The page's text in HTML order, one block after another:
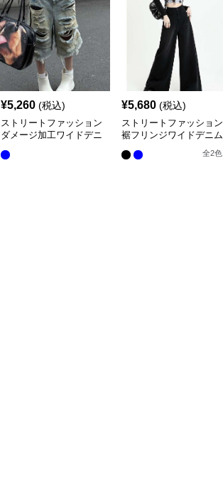
¥5,260 (税込)
ストリートファッション
ダメージ加工ワイドデニ
¥5,680 (税込)
ストリートファッション
裾フリンジワイドデニム
全2色